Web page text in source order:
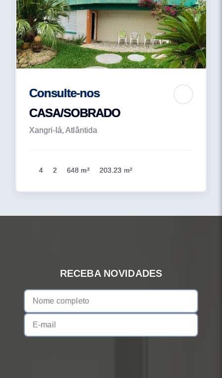
Consulte-nos
CASA/SOBRADO
Xangri-lá, Atlântida
4 2 648 m² 203.23 m²
RECEBA NOVIDADES